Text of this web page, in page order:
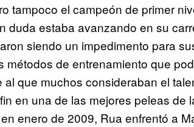
tampoco el campeón de primer
duda estaba avanzando en su
siendo un impedimento para
métodos de entrenamiento que
que muchos consideraban el
en una de las mejores peleas de
enero de 2009, Rua enfrentó a